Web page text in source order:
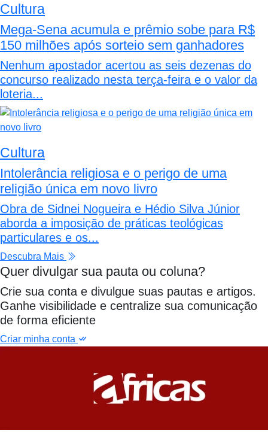
Cultura
Mega-Sena acumula e prêmio sobe para R$
150 milhões após sorteio sem ganhadores
Nenhum apostador acertou as seis dezenas do
concurso realizado nesta terça-feira e o valor da
loteria...
Cultura
Intolerância religiosa e o perigo de uma
religião única em novo livro
Obra de Sidnei Nogueira e Hédio Silva Júnior
aborda a imposição de práticas teológicas
particulares e os...
Descubra Mais
Quer divulgar sua pauta ou coluna?
Crie sua conta e divulgue suas pautas e artigos.
Ganhe visibilidade e centralize sua comunicação
de forma eficiente
Criar minha conta